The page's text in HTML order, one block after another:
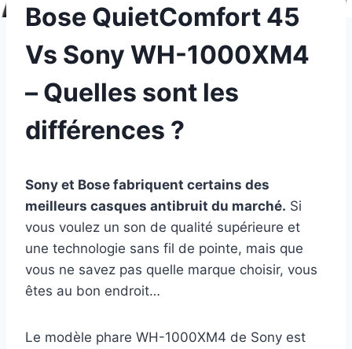
Bose QuietComfort 45
Vs Sony WH-1000XM4
– Quelles sont les
différences ?
Sony et Bose fabriquent certains des
meilleurs casques antibruit du marché. Si
vous voulez un son de qualité supérieure et
une technologie sans fil de pointe, mais que
vous ne savez pas quelle marque choisir, vous
êtes au bon endroit…
Le modèle phare WH-1000XM4 de Sony est